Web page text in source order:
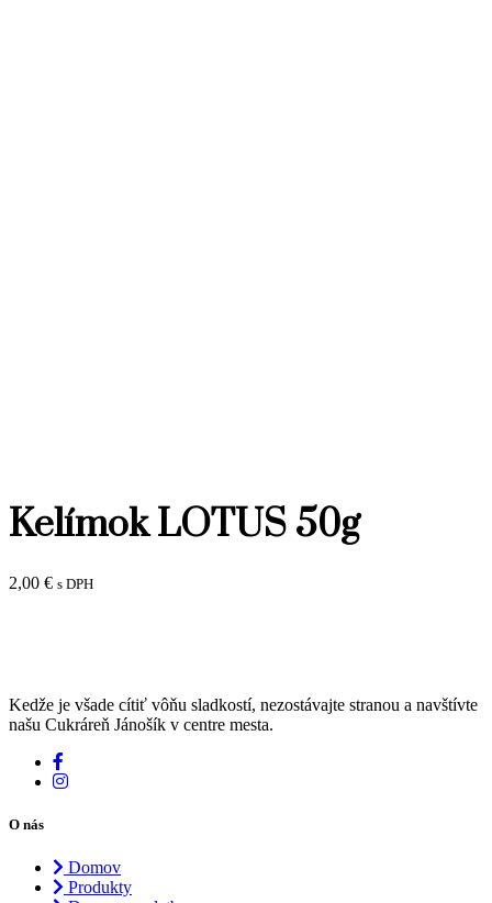
Kelímok LOTUS 50g
2,00 € s DPH
Kedže je všade cítiť vôňu sladkostí, nezostávajte stranou a navštívte
našu Cukráreň Jánošík v centre mesta.
O nás
Domov
Produkty